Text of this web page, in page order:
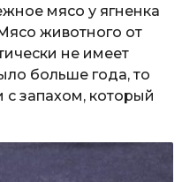
мясо у ягненка
животного от
не имеет
больше года, то
с запахом, который